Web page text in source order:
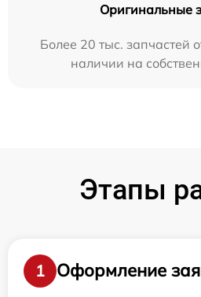
Оригинальные
Более 20 тыс. запчастей
наличии на
Этапы
1
Оформление